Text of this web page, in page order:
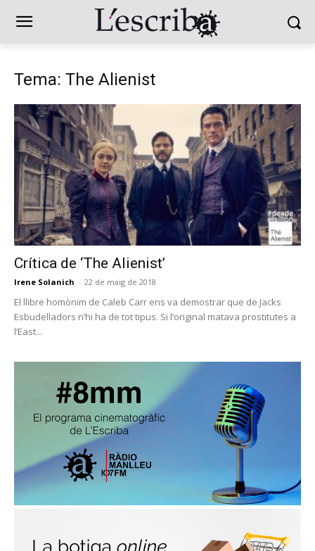
Tema: The Alienist
Crítica de ‘The Alienist’
Irene Solanich - 22 de maig de 2018
El llibre homònim de Caleb Carr ens va demostrar que de Jacks
Esbudelladors n’hi ha de tot tipus. Si l’original matava prostitutes a
l’East...